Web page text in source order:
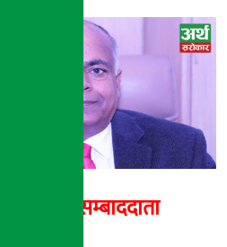
अर्थ सरोकार सम्बाददाता